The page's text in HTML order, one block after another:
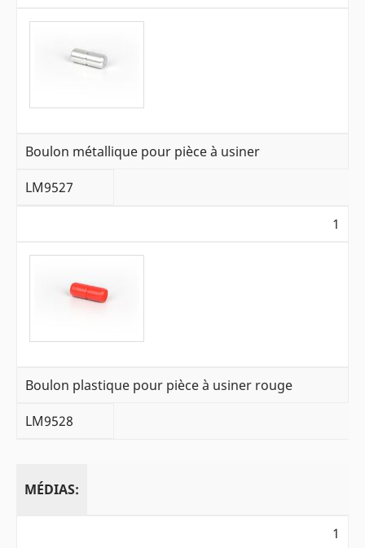
Boulon métallique pour pièce à usiner
LM9527
1
Boulon plastique pour pièce à usiner rouge
LM9528
MÉDIAS:
1